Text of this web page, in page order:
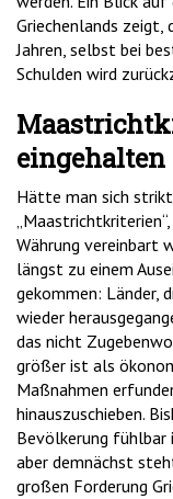
Griechenlands zeigt,
Jahren, selbst bei
Schulden wird
eingehalten
Hätte man sich
Währung vereinbart
längst zu einem
gekommen: Länder,
wieder
das nicht
größer ist als
Maßnahmen
hinauszuschieben.
Bevölkerung fühlbar
aber demnächst
großen Forderung